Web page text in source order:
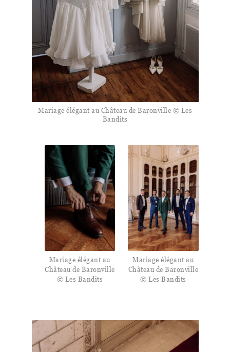
Mariage élégant au Château de Baronville © Les
Bandits
Mariage élégant au
Château de Baronville
© Les Bandits
Mariage élégant au
Château de Baronville
© Les Bandits